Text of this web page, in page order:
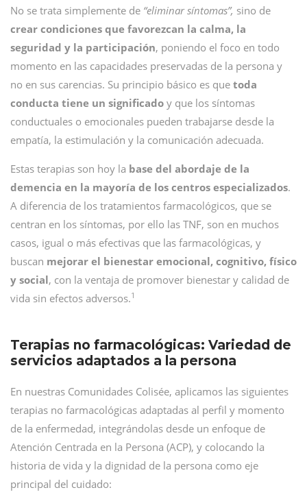
No se trata simplemente de “eliminar síntomas”, sino de
crear condiciones que favorezcan la calma, la
seguridad y la participación, poniendo el foco en todo
momento en las capacidades preservadas de la persona y
no en sus carencias. Su principio básico es que toda
conducta tiene un significado y que los síntomas
conductuales o emocionales pueden trabajarse desde la
empatía, la estimulación y la comunicación adecuada.
Estas terapias son hoy la base del abordaje de la
demencia en la mayoría de los centros especializados.
A diferencia de los tratamientos farmacológicos, que se
centran en los síntomas, por ello las TNF, son en muchos
casos, igual o más efectivas que las farmacológicas, y
buscan mejorar el bienestar emocional, cognitivo, físico
y social, con la ventaja de promover bienestar y calidad de
vida sin efectos adversos.1
Terapias no farmacológicas: Variedad de
servicios adaptados a la persona
En nuestras Comunidades Colisée, aplicamos las siguientes
terapias no farmacológicas adaptadas al perfil y momento
de la enfermedad, integrándolas desde un enfoque de
Atención Centrada en la Persona (ACP), y colocando la
historia de vida y la dignidad de la persona como eje
principal del cuidado: